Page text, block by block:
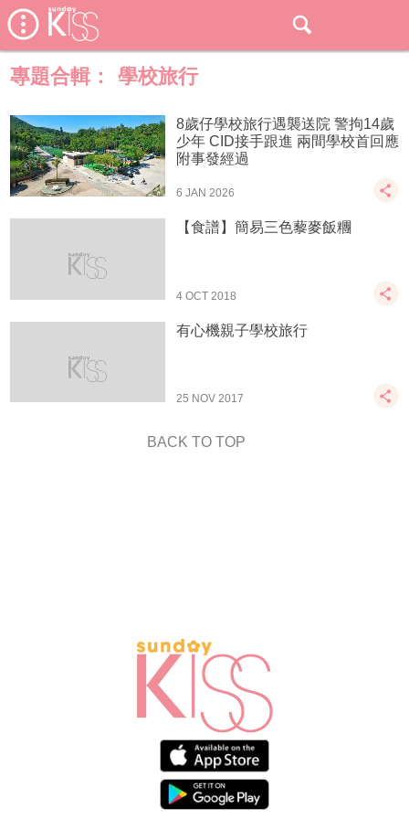
專題合輯： 學校旅行
8歲仔學校旅行遇襲送院 警拘14歲
少年 CID接手跟進 兩間學校首回應
附事發經過
6 JAN 2026
【食譜】簡易三色藜麥飯糰
4 OCT 2018
有心機親子學校旅行
25 NOV 2017
BACK TO TOP